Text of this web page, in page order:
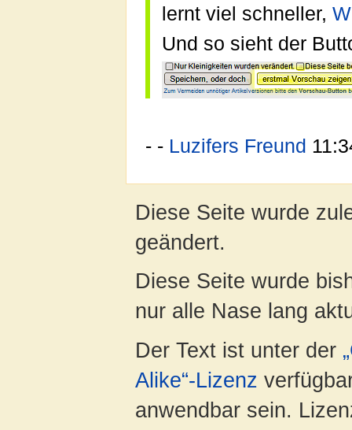
lernt viel schneller,
Und so sieht der
- - Luzifers Freund
Diese Seite wurde
geändert.
Diese Seite wurde
nur alle Nase lang
Der Text ist unter der
Alike“-Lizenz
anwendbar sein.